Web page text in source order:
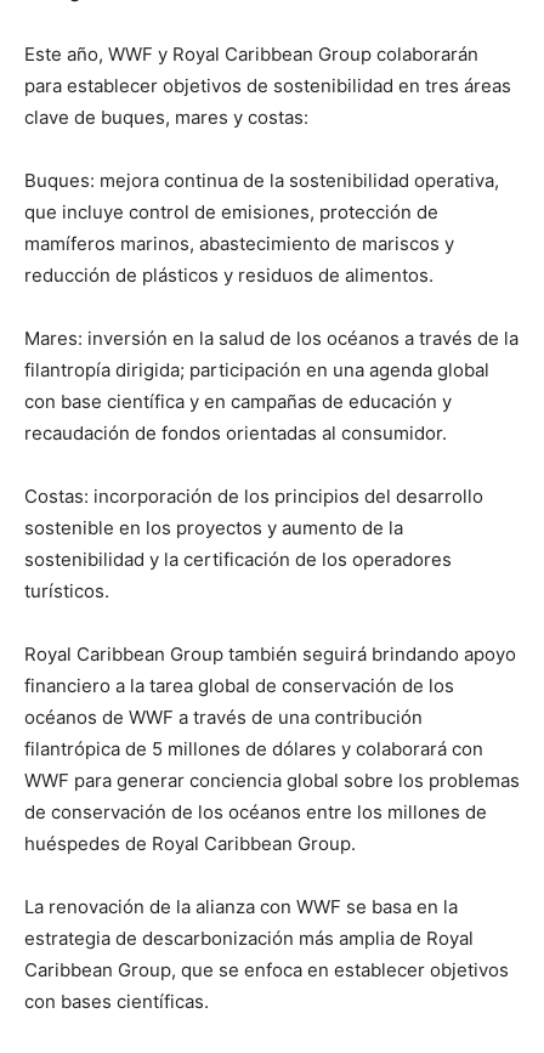
Este año, WWF y Royal Caribbean Group colaborarán
para establecer objetivos de sostenibilidad en tres áreas
clave de buques, mares y costas:
Buques: mejora continua de la sostenibilidad operativa,
que incluye control de emisiones, protección de
mamíferos marinos, abastecimiento de mariscos y
reducción de plásticos y residuos de alimentos.
Mares: inversión en la salud de los océanos a través de la
filantropía dirigida; participación en una agenda global
con base científica y en campañas de educación y
recaudación de fondos orientadas al consumidor.
Costas: incorporación de los principios del desarrollo
sostenible en los proyectos y aumento de la
sostenibilidad y la certificación de los operadores
turísticos.
Royal Caribbean Group también seguirá brindando apoyo
financiero a la tarea global de conservación de los
océanos de WWF a través de una contribución
filantrópica de 5 millones de dólares y colaborará con
WWF para generar conciencia global sobre los problemas
de conservación de los océanos entre los millones de
huéspedes de Royal Caribbean Group.
La renovación de la alianza con WWF se basa en la
estrategia de descarbonización más amplia de Royal
Caribbean Group, que se enfoca en establecer objetivos
con bases científicas.